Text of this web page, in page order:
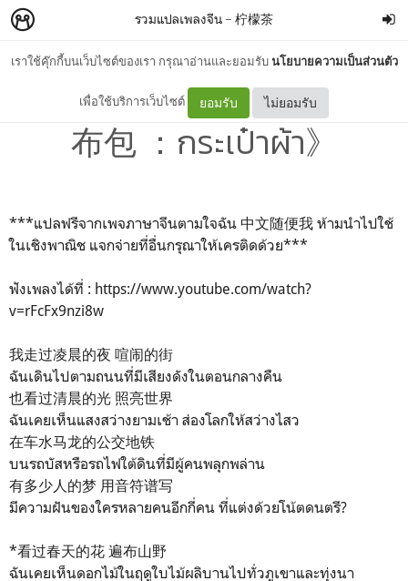
เราใช้คุ๊กกี้บนเว็บไซต์ของเรา กรุณาอ่านและยอมรับนโยบายความเป็นส่วนตัว
เพื่อใช้บริการเว็บไซต์ ยอมรับ ไม่ยอมรับ
รวมแปลเพลงจีน – 柠檬茶
#แปลเพลงจีน 《#大攀 #帆
布包 ：กระเป๋าผ้า》
***แปลฟรีจากเพจภาษาจีนตามใจฉัน 中文随便我 ห้ามนำไปใช้
ในเชิงพาณิช แจกจ่ายที่อื่นกรุณาให้เครติดด้วย***
ฟังเพลงได้ที่ : https://www.youtube.com/watch?
v=rFcFx9nzi8w
我走过凌晨的夜 喧闹的街
ฉันเดินไปตามถนนที่มีเสียงดังในตอนกลางคืน
也看过清晨的光 照亮世界
ฉันเคยเห็นแสงสว่างยามเช้า ส่องโลกให้สว่างไสว
在车水马龙的公交地铁
บนรถบัสหรือรถไฟใต้ดินที่มีผู้คนพลุกพล่าน
有多少人的梦 用音符谱写
มีความฝันของใครหลายคนอีกกี่คน ที่แต่งด้วยโน้ตดนตรี?
*看过春天的花 遍布山野
ฉันเคยเห็นดอกไม้ในฤดูใบไม้ผลิบานไปทั่วภูเขาและทุ่งนา